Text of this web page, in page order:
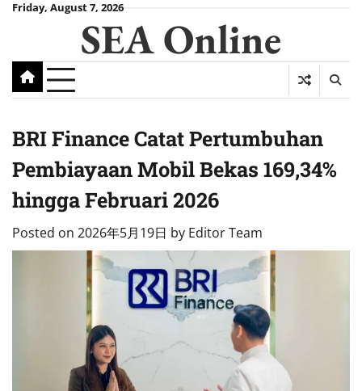
SkipFriday, August 7, 2026
SEA Online
BRI Finance Catat Pertumbuhan
Pembiayaan Mobil Bekas 169,34%
hingga Februari 2026
Posted on 2026年5月19日 by Editor Team